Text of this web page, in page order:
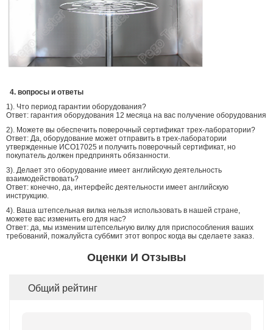
4. вопросы и ответы
1). Что период гарантии оборудования?
Ответ: гарантия оборудования 12 месяца на вас получение оборудования
2). Можете вы обеспечить поверочный сертификат трех-лаборатории?
Ответ: Да, оборудование может отправить в трех-лаборатории
утвержденные ИСО17025 и получить поверочный сертификат, но
покупатель должен предпринять обязанности.
3). Делает это оборудование имеет английскую деятельность
взаимодействовать?
Ответ: конечно, да, интерфейс деятельности имеет английскую
инструкцию.
4). Ваша штепсельная вилка нельзя использовать в нашей стране,
можете вас изменить его для нас?
Ответ: да, мы изменим штепсельную вилку для приспособления ваших
требований, пожалуйста суббмит этот вопрос когда вы сделаете заказ.
Оценки И Отзывы
Общий рейтинг